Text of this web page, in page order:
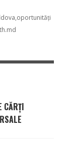
oportunități
CĂRȚI